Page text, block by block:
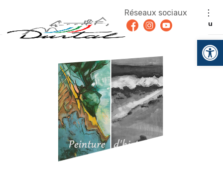
Menu
Réseaux sociaux
FacebookInstagram
Youtube